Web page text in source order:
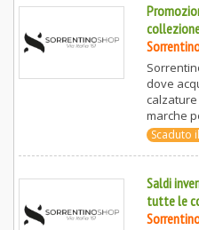
dove
marche
Scaduto il
Saldi
tutte le